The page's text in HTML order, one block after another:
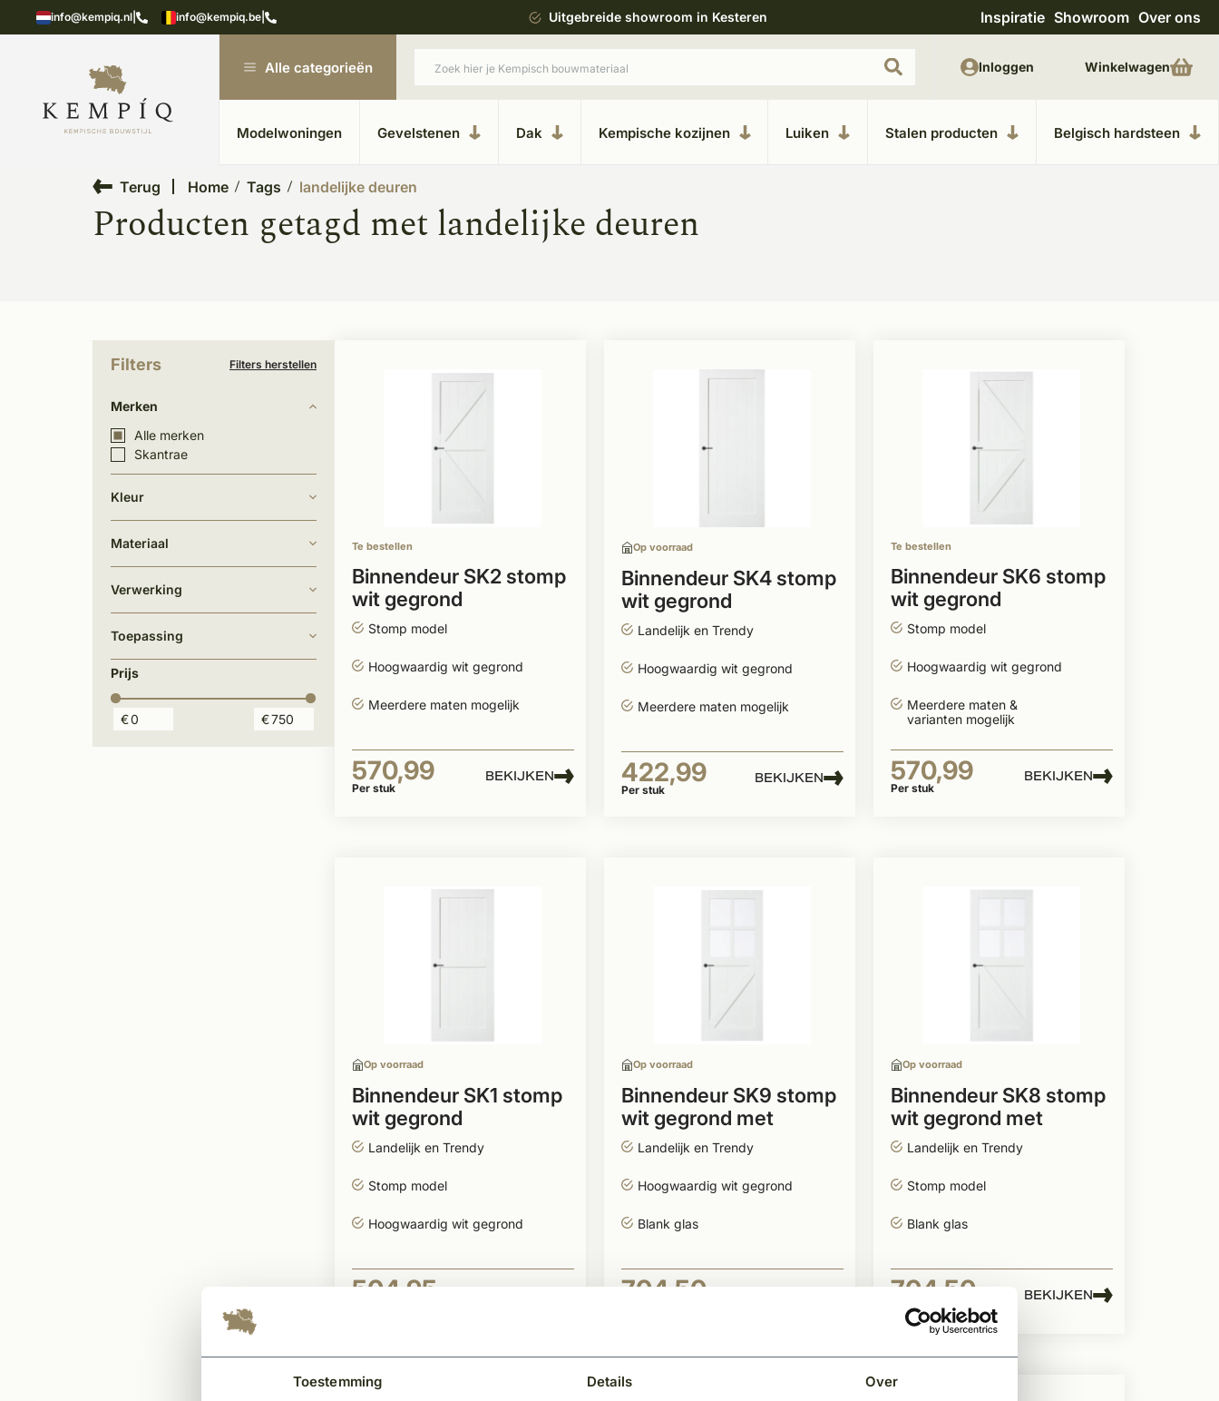
Toestemming Details Over
info@kempiq.nl info@kempiq.be
in kempische bouwstijl Meer dan 20 jaar ervaring Uitgebreide showroom in Kesteren Unieke materialen in kempische bouwstijl
Inspiratie Showroom Over ons
Alle categorieën
Modelwoningen Gevelstenen Dak Kempische kozijnen Luiken Stalen producten Belgisch hardsteen
Inloggen Winkelwagen
Terug Home Tags landelijke deuren
Producten getagd met landelijke deuren
Filters Filters herstellen
Merken
Alle merken
Skantrae
Kleur
Materiaal
Verwerking
Toepassing
Prijs
€ €
Te bestellen
Binnendeur SK2 stomp
wit gegrond
Stomp model
Hoogwaardig wit gegrond
Meerdere maten mogelijk
570,99
Per stuk
BEKIJKEN
Op voorraad
Binnendeur SK4 stomp
wit gegrond
Landelijk en Trendy
Hoogwaardig wit gegrond
Meerdere maten mogelijk
422,99
Per stuk
BEKIJKEN
Te bestellen
Binnendeur SK6 stomp
wit gegrond
Stomp model
Hoogwaardig wit gegrond
Meerdere maten &
varianten mogelijk
570,99
Per stuk
BEKIJKEN
Op voorraad
Binnendeur SK1 stomp
wit gegrond
Landelijk en Trendy
Stomp model
Hoogwaardig wit gegrond
504,95
Op voorraad
Binnendeur SK9 stomp
wit gegrond met
glasvenster
Landelijk en Trendy
Hoogwaardig wit gegrond
Blank glas
704,50
Op voorraad
Binnendeur SK8 stomp
wit gegrond met
glasvenster
Landelijk en Trendy
Stomp model
Blank glas
704,50
Per stuk
BEKIJKEN